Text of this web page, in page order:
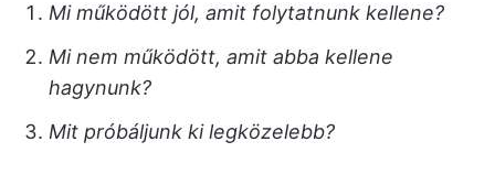
Mi működött jól, amit folytatnunk kellene?
Mi nem működött, amit abba kellene
hagynunk?
Mit próbáljunk ki legközelebb?